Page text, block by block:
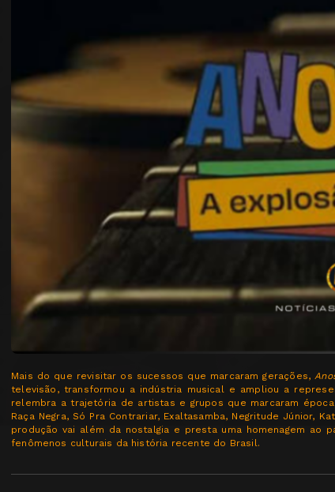
Mais do que revisitar os sucessos que marcaram gerações,
televisão, transformou a indústria musical e ampliou a
relembra a trajetória de artistas e grupos que marcaram
Raça Negra, Só Pra Contrariar, Exaltasamba, Negritude Júnior,
produção vai além da nostalgia e presta uma homenagem ao
fenômenos culturais da história recente do Brasil.